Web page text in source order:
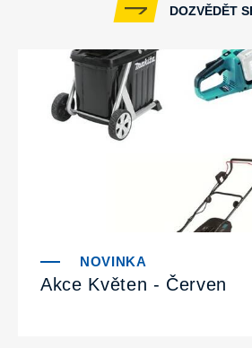
DOZVĚDĚT
Akce Květen - Červen